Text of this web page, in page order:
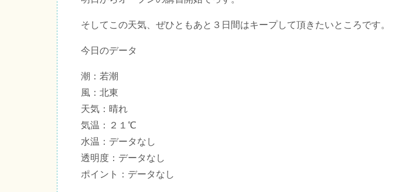
そしてこの天気、ぜひともあと３日間はキープして頂きたいところです。
今日のデータ
潮：若潮
風：北東
天気：晴れ
気温：２１℃
水温：データなし
透明度：データなし
ポイント：データなし